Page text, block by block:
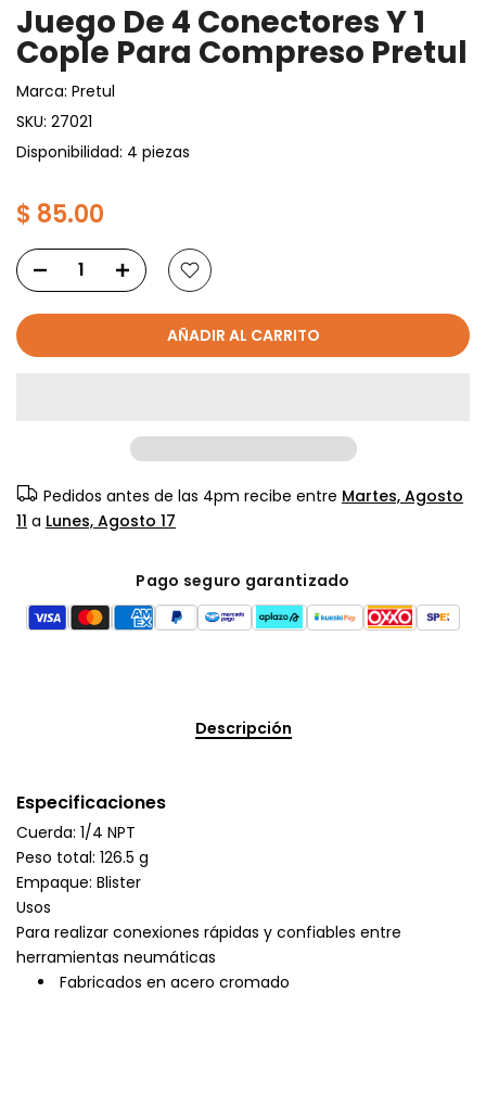
Juego De 4 Conectores Y 1
Cople Para Compreso Pretul
Marca: Pretul
SKU: 27021
Disponibilidad: 4 piezas
$ 85.00
AÑADIR AL CARRITO
Pedidos antes de las 4pm recibe entre Martes, Agosto
11 a Lunes, Agosto 17
Pago seguro garantizado
Descripción
Especificaciones
Cuerda: 1/4 NPT
Peso total: 126.5 g
Empaque: Blister
Usos
Para realizar conexiones rápidas y confiables entre
herramientas neumáticas
Fabricados en acero cromado